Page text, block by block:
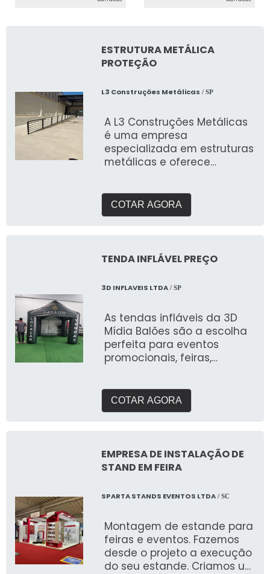
ESTRUTURA METÁLICA
PROTEÇÃO
L3 Construções Metálicas / SP
A L3 Construções Metálicas
é uma empresa
especializada em estruturas
metálicas e oferece
COTAR AGORA
TENDA INFLÁVEL PREÇO
3D INFLAVEIS LTDA/ SP
As tendas infláveis da 3D
Mídia Balões são a escolha
perfeita para eventos
promocionais, feiras,
materiais de alta qualidade,
elas combinam resistência,
destacar sua marca de
forma impactante. Cada
com cores vibrantes e áreas
estratégicas para a
aplicação do logotipo ou
mensagem. Além de
COTAR AGORA
EMPRESA DE INSTALAÇÃO DE
STAND EM FEIRA
SPARTA STANDS EVENTOS LTDA/ SC
Montagem de estande para
feiras e eventos. Fazemos
desde o projeto a execução
do seu estande. Criamos um